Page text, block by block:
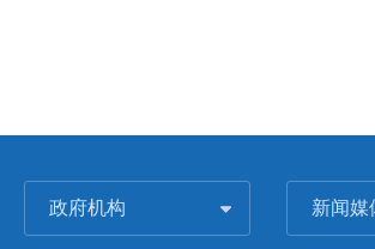
政府机构 新闻媒